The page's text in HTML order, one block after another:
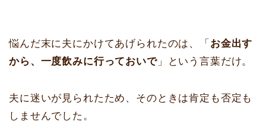
悩んだ末に夫にかけてあげられたのは、「 お金出す
から、一度飲みに行っておいで」という言葉だけ。
夫に迷いが見られたため、そのときは肯定も否定も
しませんでした。